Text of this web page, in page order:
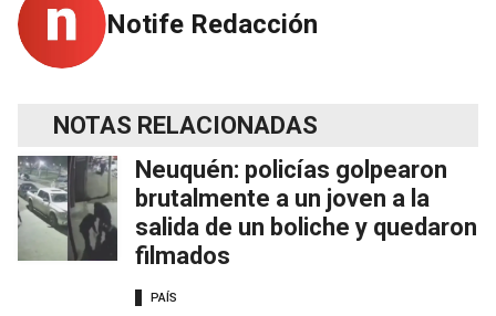
Notife Redacción
NOTAS RELACIONADAS
Neuquén: policías golpearon
brutalmente a un joven a la
salida de un boliche y quedaron
filmados
PAÍS